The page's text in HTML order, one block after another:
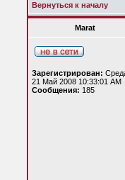
Вернуться к началу
Marat
Зарегистрирован:
21 Май 2008 10:33:01 AM
Сообщения: 185